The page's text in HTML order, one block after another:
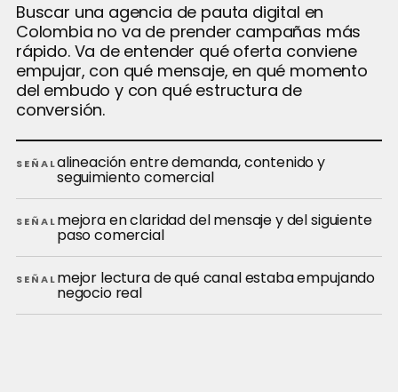
Buscar una agencia de pauta digital en
Colombia no va de prender campañas más
rápido. Va de entender qué oferta conviene
empujar, con qué mensaje, en qué momento
del embudo y con qué estructura de
conversión.
SEÑALalineación entre demanda, contenido y
seguimiento comercial
SEÑALmejora en claridad del mensaje y del siguiente
paso comercial
SEÑALmejor lectura de qué canal estaba empujando
negocio real